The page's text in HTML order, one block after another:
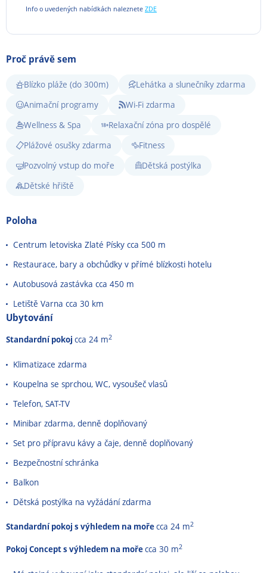
Info o uvedených nabídkách naleznete ZDE
Proč právě sem
Blízko pláže (do 300m)
Lehátka a slunečníky zdarma
Animační programy
Wi-Fi zdarma
Wellness & Spa
Relaxační zóna pro dospělé
Plážové osušky zdarma
Fitness
Pozvolný vstup do moře
Dětská postýlka
Dětské hřiště
Poloha
Centrum letoviska Zlaté Písky cca 500 m
Restaurace, bary a obchůdky v přímé blízkosti hotelu
Autobusová zastávka cca 450 m
Letiště Varna cca 30 km
Ubytování
Standardní pokoj cca 24 m2
Klimatizace zdarma
Koupelna se sprchou, WC, vysoušeč vlasů
Telefon, SAT-TV
Minibar zdarma, denně doplňovaný
Set pro přípravu kávy a čaje, denně doplňovaný
Bezpečnostní schránka
Balkon
Dětská postýlka na vyžádání zdarma
Standardní pokoj s výhledem na mořecca 24 m2
Pokoj Concept s výhledem na mořecca 30 m2